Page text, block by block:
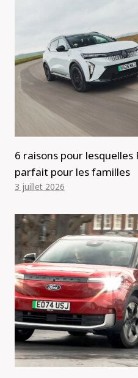
6 raisons pour lesquelles
parfait pour les familles
3 juillet 2026